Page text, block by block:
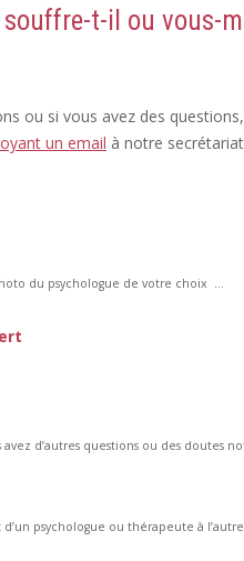
t-il ou vous-
ou si vous avez des questions,
un email à notre
du psychologue de votre choix ...
d’autres questions ou des doutes
psychologue ou thérapeute à